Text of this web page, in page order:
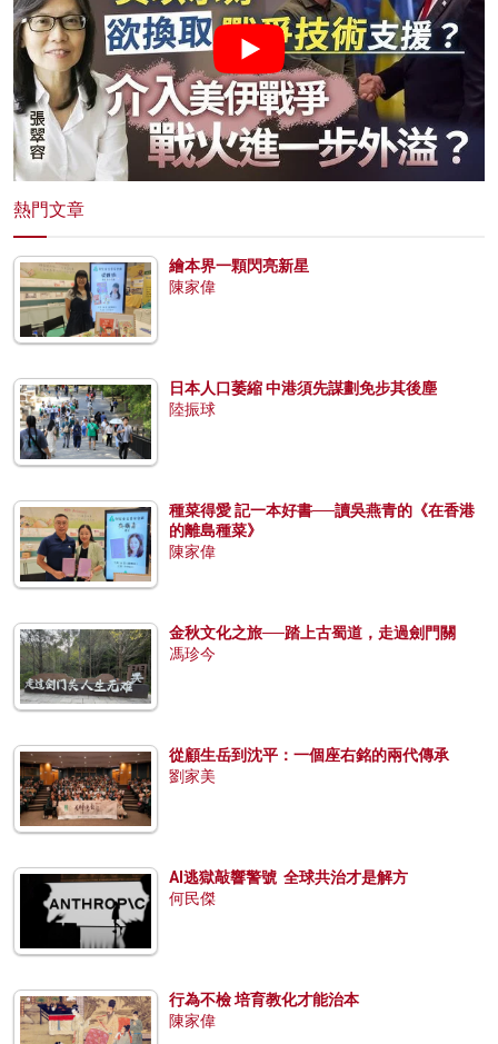
熱門文章
繪本界一顆閃亮新星
陳家偉
日本人口萎縮 中港須先謀劃免步其後塵
陸振球
種菜得愛 記一本好書──讀吳燕青的《在香港
的離島種菜》
陳家偉
金秋文化之旅──踏上古蜀道，走過劍門關
馮珍今
從顧生岳到沈平：一個座右銘的兩代傳承
劉家美
AI逃獄敲響警號 全球共治才是解方
何民傑
行為不檢 培育教化才能治本
陳家偉